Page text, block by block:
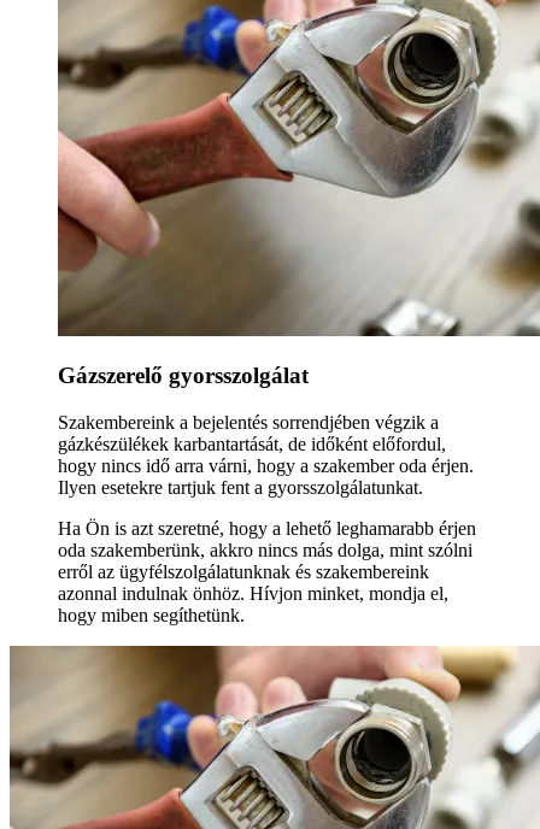
Gázszerelő gyorsszolgálat
Szakembereink a bejelentés sorrendjében végzik a
gázkészülékek karbantartását, de időként előfordul,
hogy nincs idő arra várni, hogy a szakember oda érjen.
Ilyen esetekre tartjuk fent a gyorsszolgálatunkat.
Ha Ön is azt szeretné, hogy a lehető leghamarabb érjen
oda szakemberünk, akkro nincs más dolga, mint szólni
erről az ügyfélszolgálatunknak és szakembereink
azonnal indulnak önhöz. Hívjon minket, mondja el,
hogy miben segíthetünk.